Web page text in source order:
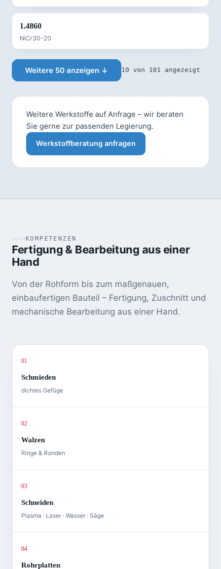
1.4860
NiCr30-20
Weitere 50 anzeigen ↓ 10 von 101 angezeigt
Weitere Werkstoffe auf Anfrage – wir beraten
Sie gerne zur passenden Legierung.
Werkstoffberatung anfragen
KOMPETENZEN
Fertigung & Bearbeitung aus einer
Hand
Von der Rohform bis zum maßgenauen,
einbaufertigen Bauteil – Fertigung, Zuschnitt und
mechanische Bearbeitung aus einer Hand.
01
Schmieden
dichtes Gefüge
02
Walzen
Ringe & Ronden
03
Schneiden
Plasma · Laser · Wasser · Säge
04
Rohrplatten